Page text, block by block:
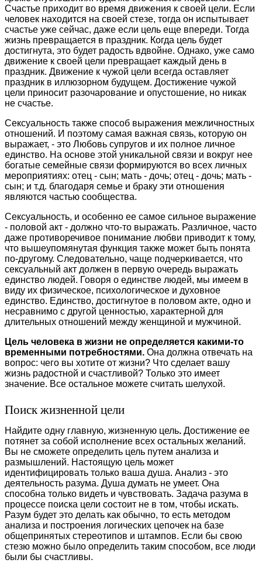
Счастье приходит во время движения к своей цели. Если
человек находится на своей стезе, тогда он испытывает
счастье уже сейчас, даже если цель еще впереди. Тогда
жизнь превращается в праздник. Когда цель будет
достигнута, это будет радость вдвойне. Однако, уже само
движение к своей цели превращает каждый день в
праздник. Движение к чужой цели всегда оставляет
праздник в иллюзорном будущем. Достижение чужой
цели приносит разочарование и опустошение, но никак
не счастье.
Сексуальность также способ выражения межличностных
отношений. И поэтому самая важная связь, которую он
выражает, - это Любовь супругов и их полное личное
единство. На основе этой уникальной связи и вокруг нее
богатые семейные связи формируются во всех личных
мероприятиях: отец - сын; мать - дочь; отец - дочь; мать -
сын; и т.д. благодаря семье и браку эти отношения
являются частью сообщества.
Сексуальность, и особенно ее самое сильное выражение
- половой акт - должно что-то выражать. Различное, часто
даже противоречивое понимание любви приводит к тому,
что вышеупомянутая функция также может быть понята
по-другому. Следовательно, чаще подчеркивается, что
сексуальный акт должен в первую очередь выражать
единство людей. Говоря о единстве людей, мы имеем в
виду их физическое, психологическое и духовное
единство. Единство, достигнутое в половом акте, одно и
несравнимо с другой ценностью, характерной для
длительных отношений между женщиной и мужчиной.
Цель человека в жизни не определяется какими-то
временными потребностями. Она должна отвечать на
вопрос: чего вы хотите от жизни? Что сделает вашу
жизнь радостной и счастливой? Только это имеет
значение. Все остальное можете считать шелухой.
Поиск жизненной цели
Найдите одну главную, жизненную цель. Достижение ее
потянет за собой исполнение всех остальных желаний.
Вы не сможете определить цель путем анализа и
размышлений. Настоящую цель может
идентифицировать только ваша душа. Анализ - это
деятельность разума. Душа думать не умеет. Она
способна только видеть и чувствовать. Задача разума в
процессе поиска цели состоит не в том, чтобы искать.
Разум будет это делать как обычно, то есть методом
анализа и построения логических цепочек на базе
общепринятых стереотипов и штампов. Если бы свою
стезю можно было определить таким способом, все люди
были бы счастливы.